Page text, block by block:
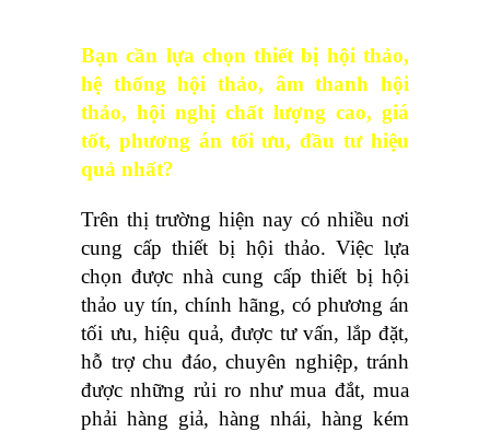
Bạn cần lựa chọn thiết bị hội thảo,
hệ thống hội thảo, âm thanh hội
thảo, hội nghị chất lượng cao, giá
tốt, phương án tối ưu, đầu tư hiệu
quả nhất?
Trên thị trường hiện nay có nhiều nơi
cung cấp thiết bị hội thảo. Việc lựa
chọn được nhà cung cấp thiết bị hội
thảo uy tín, chính hãng, có phương án
tối ưu, hiệu quả, được tư vấn, lắp đặt,
hỗ trợ chu đáo, chuyên nghiệp, tránh
được những rủi ro như mua đắt, mua
phải hàng giả, hàng nhái, hàng kém